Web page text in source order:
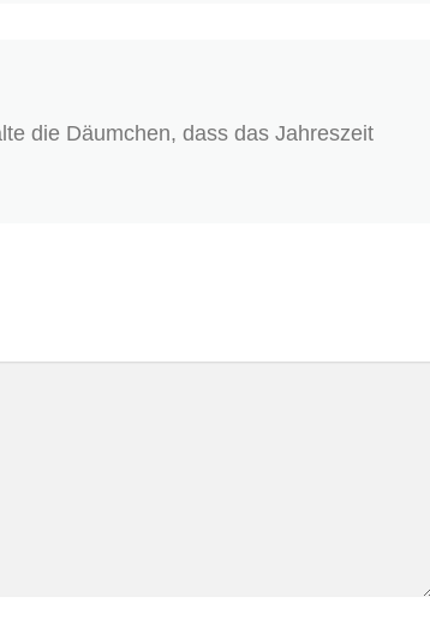
die Däumchen, dass das Jahreszeit